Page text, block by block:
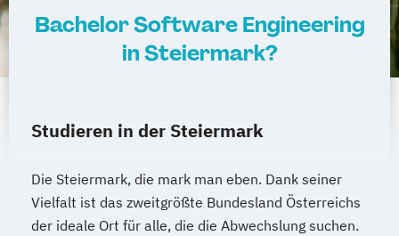
Kommunikationspsychologie
Kultur- und Medienpädagogik
Management (DE/EN) Marketing
Marketingmanagement Maschinenbau
Master of Business Administration (DE/EN)
Technische Dokumentation
Visuelle Kommunikation und
Bachelor Software Engineering
in Steiermark?
Studieren in der Steiermark
Die Steiermark, die mark man eben. Dank seiner
Vielfalt ist das zweitgrößte Bundesland Österreichs
der ideale Ort für alle, die die Abwechslung suchen.